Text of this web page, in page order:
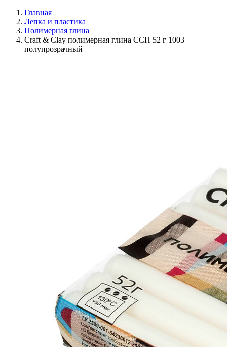
Главная
Лепка и пластика
Полимерная глина
Craft & Clay полимерная глина CCH 52 г 1003
полупрозрачный